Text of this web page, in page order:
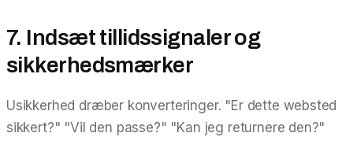
7. Indsæt tillidssignaler og
sikkerhedsmærker
Usikkerhed dræber konverteringer. "Er dette websted
sikkert?" "Vil den passe?" "Kan jeg returnere den?"